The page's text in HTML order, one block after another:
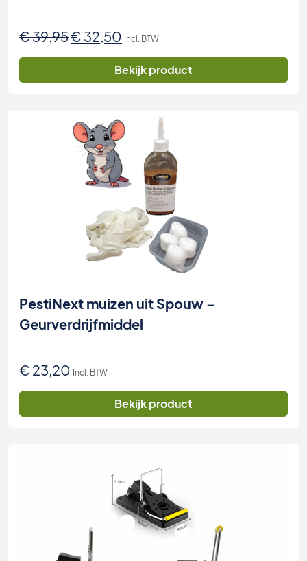
€39,95Oorspronkelijke
€ 39,95.
€ 32,50 Huidige
is:
€ 32,50.
Incl. BTW
Bekijk product
PestiNext muizen uit Spouw –
Geurverdrijfmiddel
€ 23,20 Incl. BTW
Bekijk product